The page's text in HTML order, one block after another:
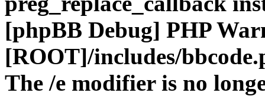
[phpBB Debug] PHP
[ROOT]/includes/
The /e modifier is no